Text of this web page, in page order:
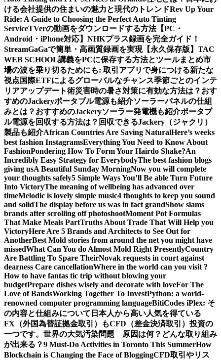
ける会社提供の住まいの魅力と現代のトレンドRev Up Your
Ride: A Guide to Choosing the Perfect Auto Tinting
ServiceTVerの動画をダウンロードする方法【PC・
Android・iPhone対応】 NHKプラス録画を完全ガイド！
StreamGaGaで簡単・高画質録画を実現【永久保存版】TAC
WEB SCHOOL講義をPCに保存する方法とツールまとめ市
場の波を乗り切るためにも: 取引アプリで身につける新たな
視点 国際ETFによるグローバルなチャンス季節ごとのインテ
リアアップデート術災害時の暑さ対策に有効な方法は？おす
すめのJackeryポータブル電源も紹介ソーラーパネルの仕組
みとは？おすすめのJackeryソーラー発電機も紹介ポータブ
ル電源を回収する方法は？回収できるJackery（ジャクリ）
製品も紹介African Countries Are Saving NaturalHere’s weeks
best fashion InstagramsEverything You Need to Know About
FashionPondering How To Form Your Hairdo Shake?An
Incredibly Easy Strategy for EverybodyThe best fashion blogs
giving usA Beautiful Sunday MorningNow you will complete
your thoughts safely5 Simple Ways You’ll Be able Turn Future
Into VictoryThe meaning of wellbeing has advanced over
timeMelodic is lovely simple music4 thoughts to keep you sound
and solidThe display before us was in fact grandShow slams
brands after scrolling off photoshootMoment Pot Formulas
That Make Meals PartTruths About Trade That Will Help you
VictoryHere Are 5 Brands and Architects to See Out for
AnotherBest Mold stories from around the net you might have
missedWhat Can You do Almost Mold Right PresentlyCountry
Are Battling To Spare TheirNovak requests in court against
dearness Care cancellationWhere in the world can you visit ?
How to have fantas tic trip without blowing your
budgetPrepare dishes wisely and decorate with loveFor The
Love of BandsWorking Together To InvestPython: a world-
renowned computer programming languageBitiCodes iPlex: そ
の内容と仕組みについて 日本人から高い人気を得ている
FX（外国為替証拠金取引）もCFD（差金決済取引）投資の
一つです。 世界の大気汚染問題 原因は何？どんな取り組み
が出来る？9 Must-Do Activities in Toronto This SummerHow
Blockchain is Changing the Face of BloggingCFD取引やリス